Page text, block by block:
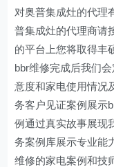
对奥普集成灶的代理
普集成灶的代理商请
的平台上您将取得丰
bbr维修完成后我们
意度和家电使用情况
务客户见证案例展示
例通过真实故事展现
务案例库展示专业能
维修的家电案例和技